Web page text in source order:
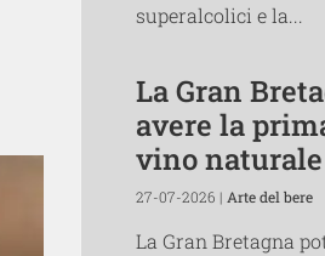
superalcolici e la...
La Gran
avere la
vino naturale
27-07-2026 | Arte del bere
La Gran Bretagna